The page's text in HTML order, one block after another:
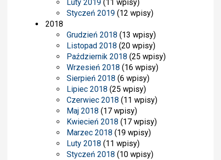
Luty 2019 (11 wpisy)
Styczeń 2019 (12 wpisy)
2018
Grudzień 2018 (13 wpisy)
Listopad 2018 (20 wpisy)
Październik 2018 (25 wpisy)
Wrzesień 2018 (16 wpisy)
Sierpień 2018 (6 wpisy)
Lipiec 2018 (25 wpisy)
Czerwiec 2018 (11 wpisy)
Maj 2018 (17 wpisy)
Kwiecień 2018 (17 wpisy)
Marzec 2018 (19 wpisy)
Luty 2018 (11 wpisy)
Styczeń 2018 (10 wpisy)